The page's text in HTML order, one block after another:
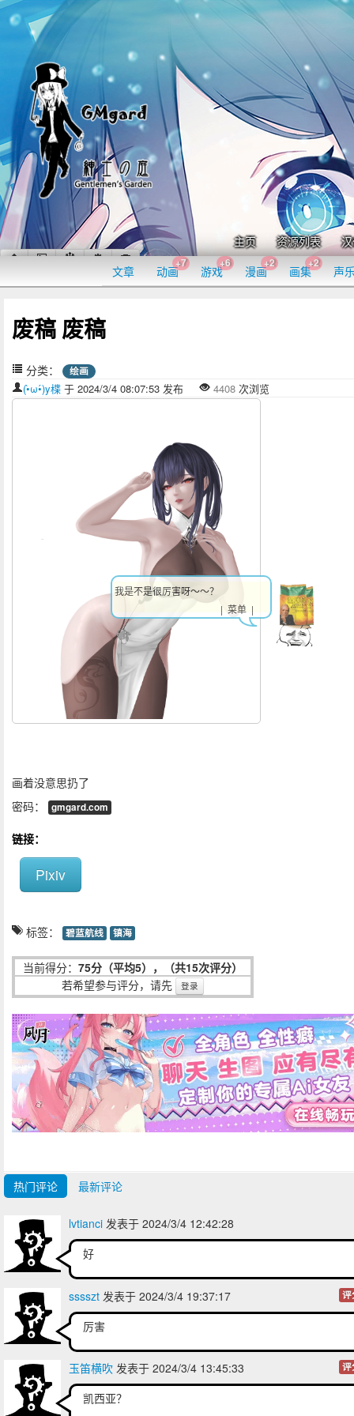
主页 资源列表
文章 动画
+7
游戏
+6
漫画
+2
画集
+2
声
废稿 废稿
分类： 绘画
(•̀ω•́)y楪 于 2024/3/4 08:07:53 发布 4408 次浏览
画着没意思扔了
密码：
gmgard.com
链接：
Pixiv
标签： 碧蓝航线 镇海
当前得分： 75分（平均5），（共15次评分）
若希望参与评分，请先
登录
热门评论 最新评论
lvtianci 发表于 2024/3/4 12:42:28
好
sssszt 发表于 2024/3/4 19:37:17 评
厉害
玉笛横吹 发表于 2024/3/4 13:45:33 评
凯西亚？
我是不是很厉害呀～～？
| 菜单 |